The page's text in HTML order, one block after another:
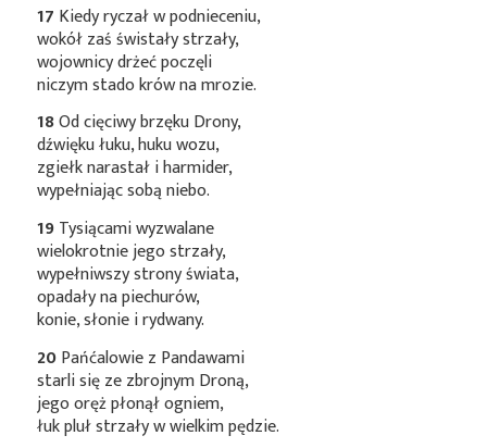
17 Kiedy ryczał w podnieceniu,
wokół zaś świstały strzały,
wojownicy drżeć poczęli
niczym stado krów na mrozie.
18Od cięciwy brzęku Drony,
dźwięku łuku, huku wozu,
zgiełk narastał i harmider,
wypełniając sobą niebo.
19Tysiącami wyzwalane
wielokrotnie jego strzały,
wypełniwszy strony świata,
opadały na piechurów,
konie, słonie i rydwany.
20Pańćalowie z Pandawami
starli się ze zbrojnym Droną,
jego oręż płonął ogniem,
łuk pluł strzały w wielkim pędzie.